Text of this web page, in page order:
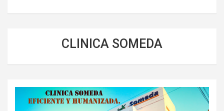
CLINICA SOMEDA